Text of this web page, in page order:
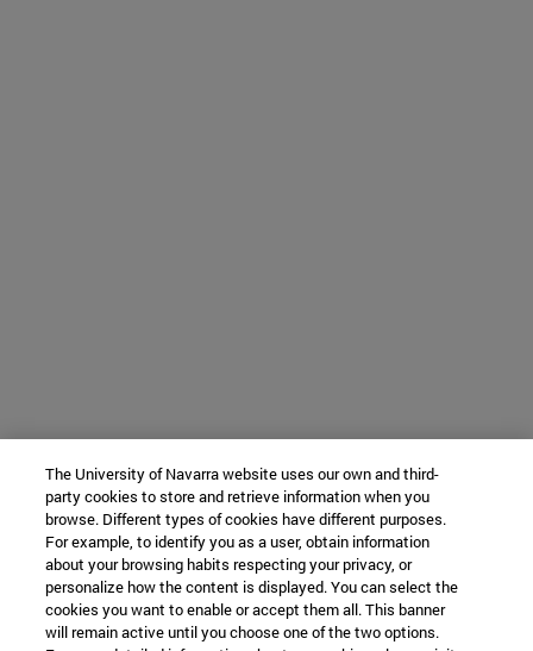
The University of Navarra website uses our own and third-
party cookies to store and retrieve information when you
browse. Different types of cookies have different purposes.
For example, to identify you as a user, obtain information
about your browsing habits respecting your privacy, or
personalize how the content is displayed. You can select the
cookies you want to enable or accept them all. This banner
will remain active until you choose one of the two options.